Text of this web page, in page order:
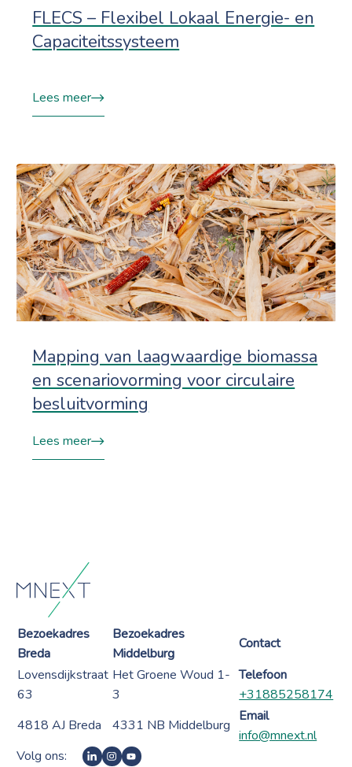
FLECS – Flexibel Lokaal Energie- en
Capaciteitssysteem
Lees meer
Mapping van laagwaardige biomassa
en scenariovorming voor circulaire
besluitvorming
Lees meer
Bezoekadres
Breda
Bezoekadres
Middelburg
Contact
Lovensdijkstraat
63
Het Groene Woud 1-
3
Telefoon
+31885258174
4818 AJ Breda
4331 NB Middelburg
Email
info@mnext.nl
Volg ons: